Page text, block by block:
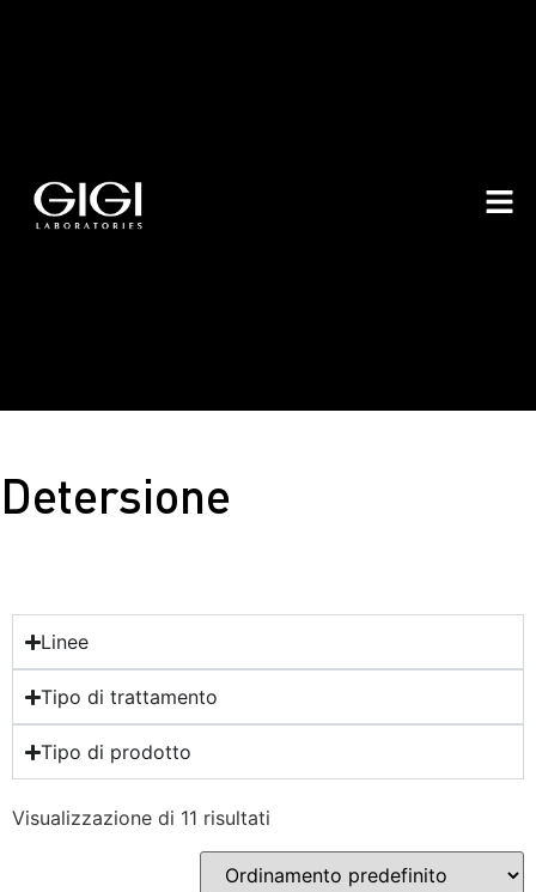
Detersione
Linee
Tipo di trattamento
Tipo di prodotto
Visualizzazione di 11 risultati